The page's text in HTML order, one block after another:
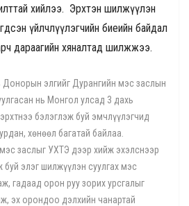
хийлээ. Эрхтэн шилжүүлэн
үйлчлүүлэгчийн биеийн байдал
дараагийн хяналтад шилжжээ.
Донорын элгийг Дурангийн мэс заслын
нь Монгол улсад 3 дахь
бэлэглэж буй эмчлүүлэгчид
хөнөөл багатай байлаа.
заслыг УХТЭ дээр хийж эхэлснээр
элэг шилжүүлэн суулгах мэс
гадаад орон руу зорих урсгалыг
эх орондоо дэлхийн чанартай